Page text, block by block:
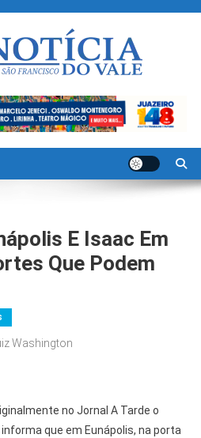
Vale
E Isaac Em
Que Podem
Washington
no Jornal A Tarde o
que em Eunápolis, na porta